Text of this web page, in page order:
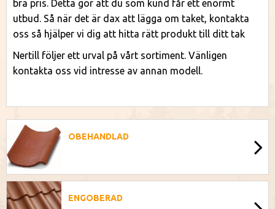
bra pris. Detta gör att du som kund får ett enormt
utbud. Så när det är dax att lägga om taket, kontakta
oss så hjälper vi dig att hitta rätt produkt till ditt tak
Nertill följer ett urval på vårt sortiment. Vänligen
kontakta oss vid intresse av annan modell.
OBEHANDLAD
ENGOBERAD